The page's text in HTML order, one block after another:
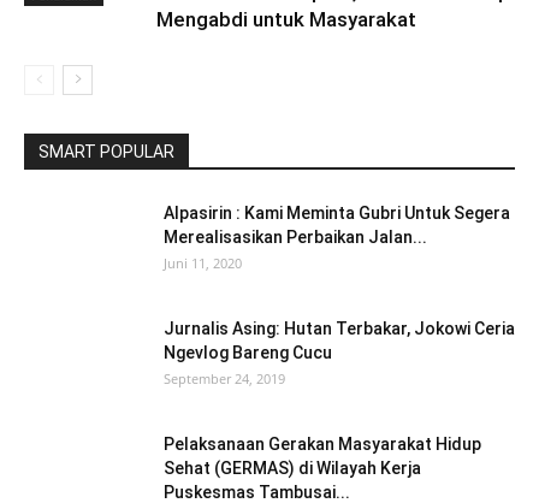
Mengabdi untuk Masyarakat
SMART POPULAR
Alpasirin : Kami Meminta Gubri Untuk Segera
Merealisasikan Perbaikan Jalan...
Juni 11, 2020
Jurnalis Asing: Hutan Terbakar, Jokowi Ceria
Ngevlog Bareng Cucu
September 24, 2019
Pelaksanaan Gerakan Masyarakat Hidup
Sehat (GERMAS) di Wilayah Kerja
Puskesmas Tambusai...